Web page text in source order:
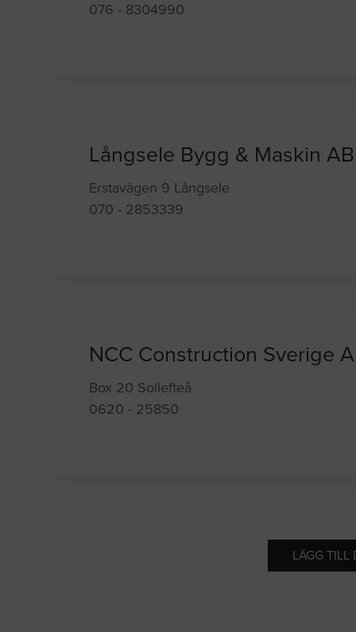
076 - 8304990
Långsele Bygg & Maskin AB
Erstavägen 9 Långsele
070 - 2853339
NCC Construction Sverige
Box 20 Sollefteå
0620 - 25850
LÄGG TILL